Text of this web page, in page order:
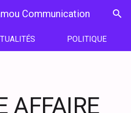
Communication search
POLITIQUE
AFFAIRE